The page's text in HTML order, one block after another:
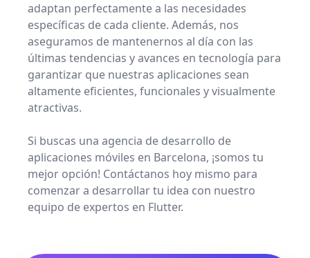
adaptan perfectamente a las necesidades
específicas de cada cliente. Además, nos
aseguramos de mantenernos al día con las
últimas tendencias y avances en tecnología para
garantizar que nuestras aplicaciones sean
altamente eficientes, funcionales y visualmente
atractivas.
Si buscas una agencia de desarrollo de
aplicaciones móviles en Barcelona, ¡somos tu
mejor opción! Contáctanos hoy mismo para
comenzar a desarrollar tu idea con nuestro
equipo de expertos en Flutter.